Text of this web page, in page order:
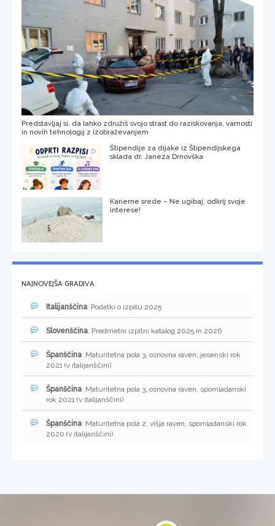
Predstavljaj si, da lahko združiš svojo strast do raziskovanja, varnosti
in novih tehnologij z izobraževanjem
Štipendije za dijake iz Štipendijskega
sklada dr. Janeza Drnovška
Karierne srede – Ne ugibaj, odkrij svoje
interese!
NAJNOVEJŠA GRADIVA
Italijanščina: Podatki o izpitu 2025
Slovenščina: Predmetni izpitni katalog 2025 in 2026
Španščina: Maturitetna pola 3, osnovna raven, jesenski rok
2021 (v italijanščini)
Španščina: Maturitetna pola 3, osnovna raven, spomladanski
rok 2021 (v italijanščini)
Španščina: Maturitetna pola 2, višja raven, spomladanski rok
2020 (v italijanščini)